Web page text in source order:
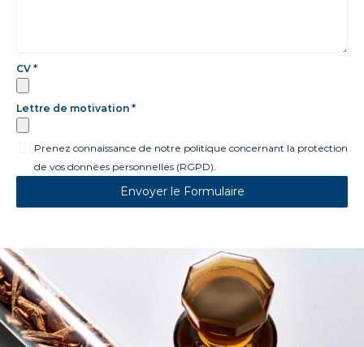
CV *
Lettre de motivation *
Prenez connaissance de notre politique concernant la protection
de vos données personnelles (RGPD).